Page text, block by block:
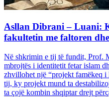
Asllan Dibrani – Luani:
fakultetin me faltoren
Në shkrimin e tij të fundit, Prof.
mbrojtës i identitetit fetar islam
zhvillohet një “projekt famëkeq i
tij, ky projekt mund ta
ta çojë kombin shqiptar drejt